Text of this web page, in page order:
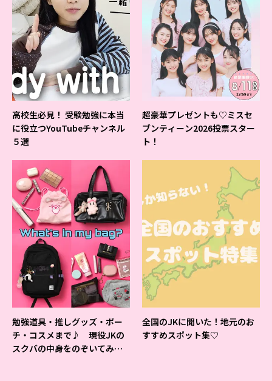
高校生必見！ 受験勉強に本当
に役立つYouTubeチャンネル
５選
超豪華プレゼントも♡ミスセ
ブンティーン2026投票スター
ト！
勉強道具・推しグッズ・ポー
チ・コスメまで♪ 現役JKの
スクバの中身をのぞいてみ
全国のJKに聞いた！地元のお
すすめスポット集♡